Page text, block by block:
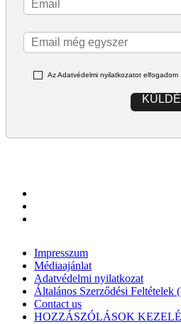
Az Adatvédelmi nyilatkozatot elfogadom
Impresszum
Médiaajánlat
Adatvédelmi nyilatkozat
Általános Szerződési Feltételek
Contact us
HOZZÁSZÓLÁSOK